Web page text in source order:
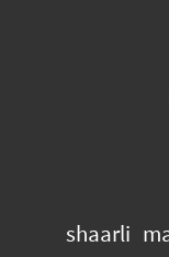
shaarli